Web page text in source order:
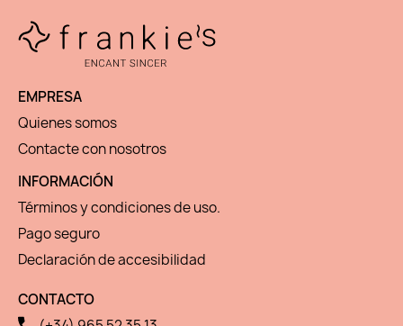
EMPRESA
Quienes somos
Contacte con nosotros
INFORMACIÓN
Términos y condiciones de uso.
Pago seguro
Declaración de accesibilidad
CONTACTO